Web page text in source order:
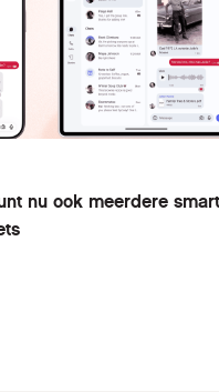
nu ook meerdere